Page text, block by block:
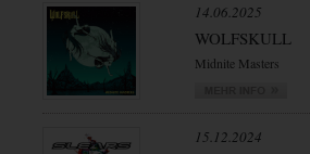
14.06.2025
WOLFSKULL
Midnite Masters
15.12.2024